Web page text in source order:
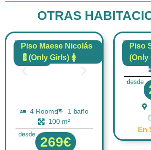
OTRAS
Piso Maese Nicolás
💈(Only Girls) 🚺
FLAT
4 Rooms
1 baño
100 m²
desde
269€
Piso
(Only
FLAT
4
desde
En